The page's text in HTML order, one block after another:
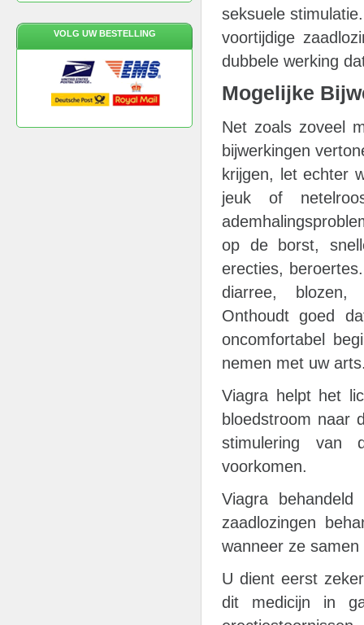
seksuele
voortijdige
dubbele werking
Mogelijke
Net zoals zoveel
bijwerkingen
krijgen, let echter
jeuk of
op de borst,
erecties,
diarree, blozen,
Onthoudt goed
oncomfortabel
nemen met uw
Viagra helpt het
bloedstroom naar
stimulering van
voorkomen.
Viagra behandeld
zaadlozingen
wanneer ze
U dient eerst
dit medicijn in
VOLG UW BESTELLING